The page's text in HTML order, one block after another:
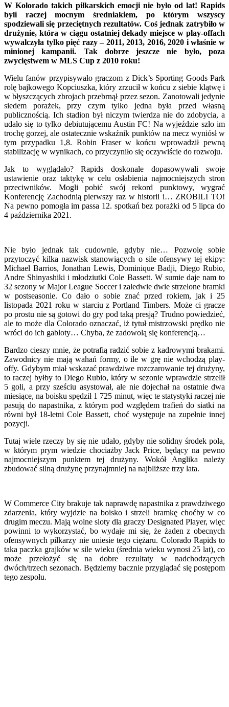
W Kolorado takich piłkarskich emocji nie było od lat! Rapids
byli raczej mocnym średniakiem, po którym wszyscy
spodziewali się przeciętnych rezultatów. Coś jednak zatrybiło w
drużynie, która w ciągu ostatniej dekady miejsce w play-offach
wywalczyła tylko pięć razy – 2011, 2013, 2016, 2020 i właśnie w
minionej kampanii. Tak dobrze jeszcze nie było, poza
zwycięstwem w MLS Cup z 2010 roku!
Wielu fanów przypisywało graczom z Dick’s Sporting Goods Park
rolę bajkowego Kopciuszka, który zrzucił w końcu z siebie klątwę i
w błyszczących zbrojach przebrnął przez sezon. Zanotowali jedynie
siedem porażek, przy czym tylko jedna była przed własną
publicznością. Ich stadion był niczym twierdza nie do zdobycia, a
udało się to tylko debiutującemu Austin FC! Na wyjeździe szło im
trochę gorzej, ale ostatecznie wskaźnik punktów na mecz wyniósł w
tym przypadku 1,8. Robin Fraser w końcu wprowadził pewną
stabilizację w wynikach, co przyczyniło się oczywiście do rozwoju.
Jak to wyglądało? Rapids doskonale dopasowywali swoje
ustawienie oraz taktykę w celu osłabienia najmocniejszych stron
przeciwników. Mogli pobić swój rekord punktowy, wygrać
Konferencję Zachodnią pierwszy raz w historii i… ZROBILI TO!
Na pewno pomogła im passa 12. spotkań bez porażki od 5 lipca do
4 października 2021.
Nie było jednak tak cudownie, gdyby nie… Pozwolę sobie
przytoczyć kilka nazwisk stanowiących o sile ofensywy tej ekipy:
Michael Barrios, Jonathan Lewis, Dominique Badji, Diego Rubio,
Andre Shinyashiki i młodziutki Cole Bassett. W sumie daje nam to
32 sezony w Major League Soccer i zaledwie dwie strzelone bramki
w postseasonie. Co dało o sobie znać przed rokiem, jak i 25
listopada 2021 roku w starciu z Portland Timbers. Może ci gracze
po prostu nie są gotowi do gry pod taką presją? Trudno powiedzieć,
ale to może dla Colorado oznaczać, iż tytuł mistrzowski prędko nie
wróci do ich gabloty… Chyba, że zadowolą się konferencją…
Bardzo cieszy mnie, że potrafią radzić sobie z kadrowymi brakami.
Zawodnicy nie mają wahań formy, o ile w grę nie wchodzą play-
offy. Gdybym miał wskazać prawdziwe rozczarowanie tej drużyny,
to raczej byłby to Diego Rubio, który w sezonie wprawdzie strzelił
5 goli, a przy sześciu asystował, ale nie dojechał na ostatnie dwa
miesiące, na boisku spędził 1 725 minut, więc te statystyki raczej nie
pasują do napastnika, z którym pod względem trafień do siatki na
równi był 18-letni Cole Bassett, choć występuje na zupełnie innej
pozycji.
Tutaj wiele rzeczy by się nie udało, gdyby nie solidny środek pola,
w którym prym wiedzie chociażby Jack Price, będący na pewno
najmocniejszym punktem tej drużyny. Wokół Anglika należy
zbudować silną drużynę przynajmniej na najbliższe trzy lata.
W Commerce City brakuje tak naprawdę napastnika z prawdziwego
zdarzenia, który wyjdzie na boisko i strzeli bramkę choćby w co
drugim meczu. Mają wolne sloty dla graczy Designated Player, więc
powinni to wykorzystać, bo wydaje mi się, że żaden z obecnych
ofensywnych piłkarzy nie uniesie tego ciężaru. Colorado Rapids to
taka paczka grajków w sile wieku (średnia wieku wynosi 25 lat), co
może przełożyć się na dobre rezultaty w nadchodzących
dwóch/trzech sezonach. Będziemy bacznie przyglądać się postępom
tego zespołu.